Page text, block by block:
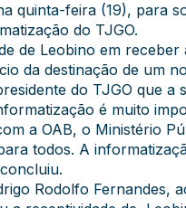
quinta-feira (19), para
do TJGO.
de Leobino em
da destinação de um
do TJGO que a
é muito
a OAB, o Ministério
todos. A
Rodolfo